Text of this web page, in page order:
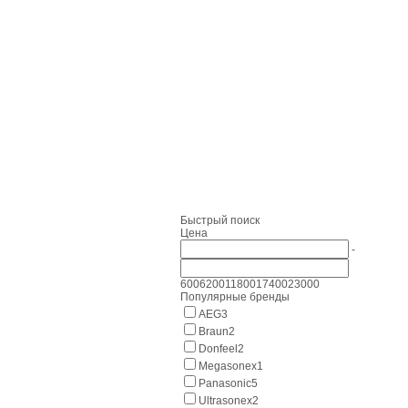
Быстрый поиск
Цена
-
6006200118001740023000
Популярные бренды
AEG3
Braun2
Donfeel 2
Megasonex1
Panasonic5
Ultrasonex2